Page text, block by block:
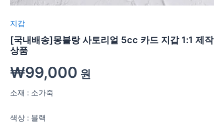
지갑
[국내배송]몽블랑 사토리얼 5cc 카드 지갑 1:1 제작
상품
₩99,000 원
소재 : 소가죽
색상 : 블랙